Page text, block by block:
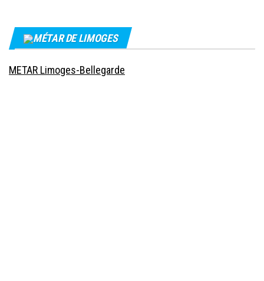
MÉTAR DE LIMOGES
METAR Limoges-Bellegarde